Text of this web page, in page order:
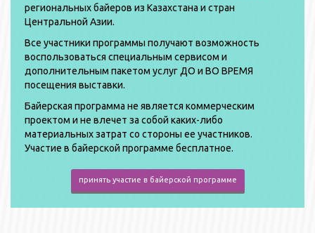
региональных байеров из Казахстана и стран
Центральной Азии.
Все участники программы получают возможность
воспользоваться специальным сервисом и
дополнительным пакетом услуг ДО и ВО ВРЕМЯ
посещения выставки.
Байерская программа не является коммерческим
проектом и не влечет за собой каких-либо
материальных затрат со стороны ее участников.
Участие в байерской программе бесплатное.
принять участие в байерской программе